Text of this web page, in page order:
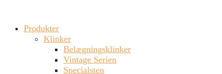
Produkter
Klinker
Belægningsklinker
Vintage Serien
Specialsten